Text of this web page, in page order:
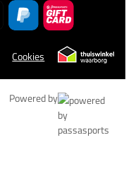
Cookies
Powered by